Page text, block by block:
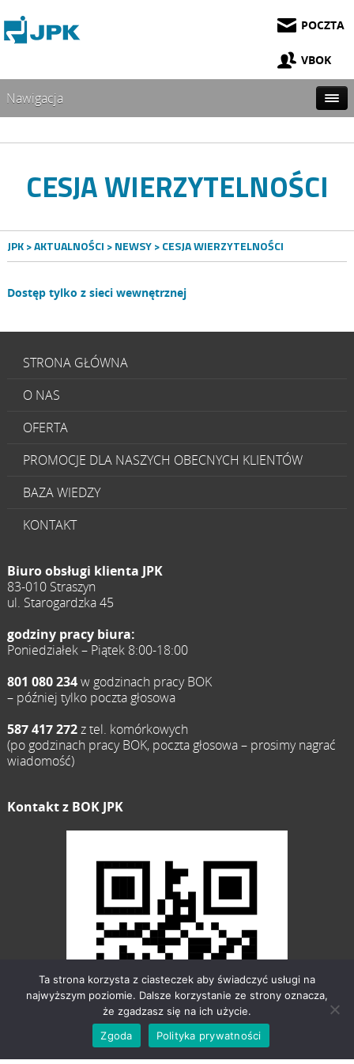
POCZTA
VBOK
Nawigacja
CESJA WIERZYTELNOŚCI
JPK>AKTUALNOŚCI >NEWSY> CESJA WIERZYTELNOŚCI
Dostęp tylko z sieci wewnętrznej
STRONA GŁÓWNA
O NAS
OFERTA
PROMOCJE DLA NASZYCH OBECNYCH KLIENTÓW
BAZA WIEDZY
KONTAKT
Biuro obsługi klienta JPK
83-010 Straszyn
ul. Starogardzka 45
godziny pracy biura:
Poniedziałek – Piątek 8:00-18:00
801 080 234w godzinach pracy BOK
– później tylko poczta głosowa
587 417 272z tel. komórkowych
(po godzinach pracy BOK, poczta głosowa – prosimy nagrać
wiadomość)
Kontakt z BOK JPK
Ta strona korzysta z ciasteczek aby świadczyć usługi na
najwyższym poziomie. Dalsze korzystanie ze strony oznacza,
że zgadzasz się na ich użycie.
Zgoda
Polityka prywatności